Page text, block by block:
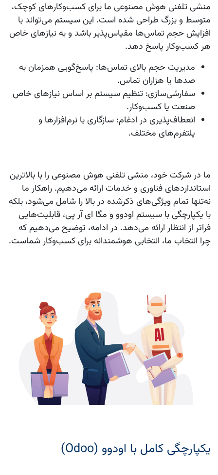
منشی تلفنی هوش مصنوعی ما برای کسب‌وکارهای کوچک،
متوسط و بزرگ طراحی شده است. این سیستم می‌تواند با
افزایش حجم تماس‌ها مقیاس‌پذیر باشد و به نیازهای خاص
هر کسب‌وکار پاسخ دهد.
مدیریت حجم بالای تماس‌ها: پاسخ‌گویی همزمان به
صدها یا هزاران تماس.
سفارشی‌سازی: تنظیم سیستم بر اساس نیازهای خاص
صنعت یا کسب‌وکار.
انعطاف‌پذیری در ادغام: سازگاری با نرم‌افزارها و
پلتفرم‌های مختلف.
ما در شرکت خود، منشی تلفنی هوش مصنوعی را با بالاترین
استانداردهای فناوری و خدمات ارائه می‌دهیم. راهکار ما
نه‌تنها تمام ویژگی‌های ذکرشده در بالا را شامل می‌شود، بلکه
با یکپارچگی با سیستم اودوو و مگا ای آر پی، قابلیت‌هایی
فراتر از انتظار ارائه می‌دهد. در ادامه، توضیح می‌دهیم که
چرا انتخاب ما، انتخابی هوشمندانه برای کسب‌وکار شماست.
یکپارچگی کامل با اودوو (Odoo)